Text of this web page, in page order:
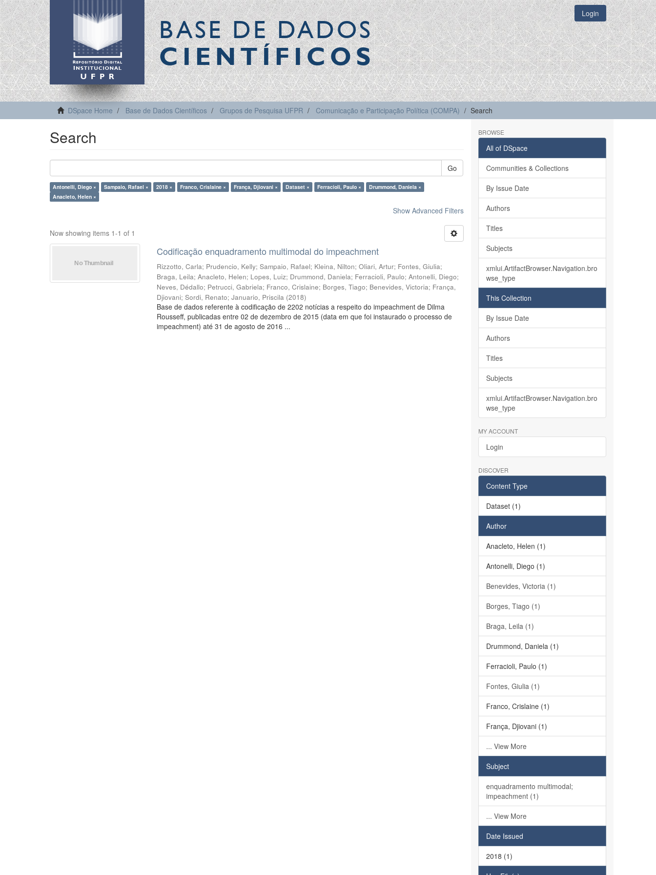
BASE DE DADOS
CIENTÍFICOS
Login
DSpace Home Base de Dados Científicos Grupos de Pesquisa UFPR Comunicação e Participação Política (COMPA) Search
Search
Go
Antonelli, Diego × Sampaio, Rafael × 2018 × Franco, Crislaine × França, Djiovani × Dataset × Ferracioli, Paulo ×
Drummond, Daniela ×
Anacleto, Helen ×
Show Advanced Filters
Now showing items 1-1 of 1
Codificação enquadramento multimodal do impeachment
Rizzotto, Carla; Prudencio, Kelly;Sampaio, Rafael; Kleina, Nilton;Oliari, Artur; Fontes, Giulia;
Braga, Leila;Anacleto, Helen; Lopes, Luiz; Drummond, Daniela; Ferracioli, Paulo;Antonelli, Diego;
Neves, Dédallo; Petrucci, Gabriela; Franco, Crislaine; Borges, Tiago; Benevides, Victoria; França,
Djiovani;Sordi, Renato;Januario, Priscila (2018)
Base de dados referente à codificação de 2202 notícias a respeito do impeachment de Dilma
Rousseff, publicadas entre 02 de dezembro de 2015 (data em que foi instaurado o processo de
impeachment) até 31 de agosto de 2016 ...
BROWSE
All of DSpace
Communities & Collections
By Issue Date
Authors
Titles
Subjects
xmlui.ArtifactBrowser.Navigation.bro
wse_type
This Collection
By Issue Date
Authors
Titles
Subjects
xmlui.ArtifactBrowser.Navigation.bro
wse_type
MY ACCOUNT
Login
DISCOVER
Content Type
Dataset (1)
Author
Anacleto, Helen (1)
Antonelli, Diego (1)
Benevides, Victoria (1)
Borges, Tiago (1)
Braga, Leila (1)
Drummond, Daniela (1)
Ferracioli, Paulo (1)
Fontes, Giulia (1)
Franco, Crislaine (1)
França, Djiovani (1)
... View More
Subject
enquadramento multimodal;
impeachment (1)
... View More
Date Issued
2018 (1)